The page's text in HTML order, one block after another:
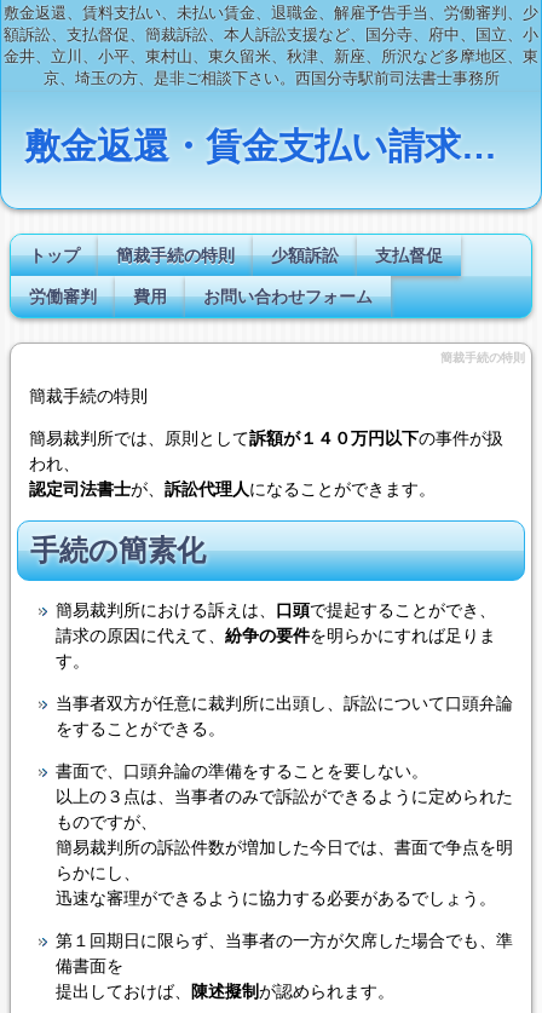
敷金返還、賃料支払い、未払い賃金、退職金、解雇予告手当、労働審判、少
額訴訟、支払督促、簡裁訴訟、本人訴訟支援など、国分寺、府中、国立、小
金井、立川、小平、東村山、東久留米、秋津、新座、所沢など多摩地区、東
京、埼玉の方、是非ご相談下さい。西国分寺駅前司法書士事務所
敷金返還・賃金支払い請求・簡裁訴訟．ＣＯＭ ℡０４２－３０１－５００８
トップ 簡裁手続の特則 少額訴訟 支払督促
労働審判 費用 お問い合わせフォーム
簡裁手続の特則
簡裁手続の特則
簡易裁判所では、原則として訴額が１４０万円以下の事件が扱
われ、
認定司法書士が、 訴訟代理人になることができます。
手続の簡素化
簡易裁判所における訴えは、 口頭で提起することができ、
請求の原因に代えて、 紛争の要件を明らかにすれば足りま
す。
当事者双方が任意に裁判所に出頭し、訴訟について口頭弁論
をすることができる。
書面で、口頭弁論の準備をすることを要しない。
以上の３点は、当事者のみで訴訟ができるように定められた
ものですが、
簡易裁判所の訴訟件数が増加した今日では、書面で争点を明
らかにし、
迅速な審理ができるように協力する必要があるでしょう。
第１回期日に限らず、当事者の一方が欠席した場合でも、準
備書面を
提出しておけば、
陳述擬制が認められます。